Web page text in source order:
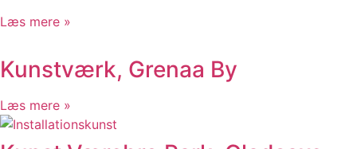
Læs mere »
Kunstværk, Grenaa By
Læs mere »